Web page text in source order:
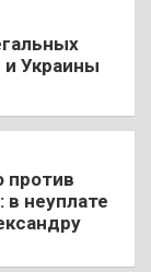
и Украины
против
в неуплате